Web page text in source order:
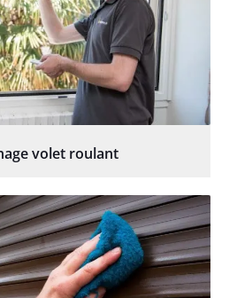
volet roulant